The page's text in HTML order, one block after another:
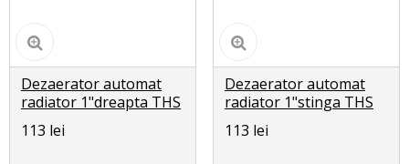
Dezaerator automat
radiator 1"dreapta THS
2420
113 lei
Dezaerator automat
radiator 1"stinga THS
2418
113 lei